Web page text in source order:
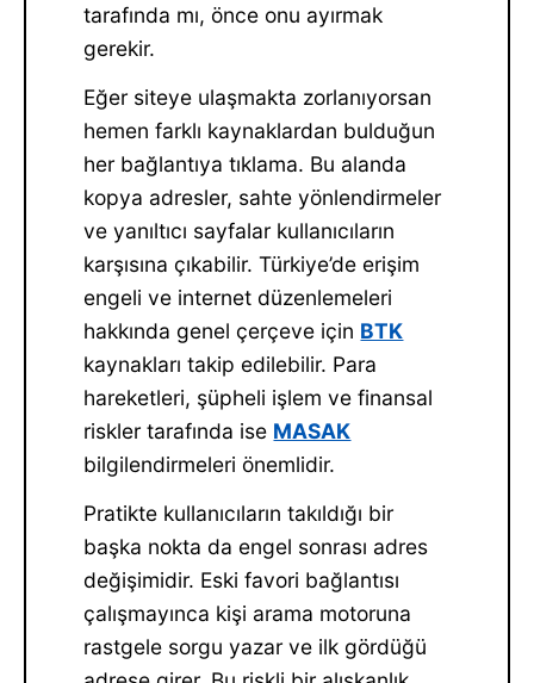
tarafında mı, önce onu ayırmak
gerekir.
Eğer siteye ulaşmakta zorlanıyorsan
hemen farklı kaynaklardan bulduğun
her bağlantıya tıklama. Bu alanda
kopya adresler, sahte yönlendirmeler
ve yanıltıcı sayfalar kullanıcıların
karşısına çıkabilir. Türkiye’de erişim
engeli ve internet düzenlemeleri
hakkında genel çerçeve için BTK
kaynakları takip edilebilir. Para
hareketleri, şüpheli işlem ve finansal
riskler tarafında ise MASAK
bilgilendirmeleri önemlidir.
Pratikte kullanıcıların takıldığı bir
başka nokta da engel sonrası adres
değişimidir. Eski favori bağlantısı
çalışmayınca kişi arama motoruna
rastgele sorgu yazar ve ilk gördüğü